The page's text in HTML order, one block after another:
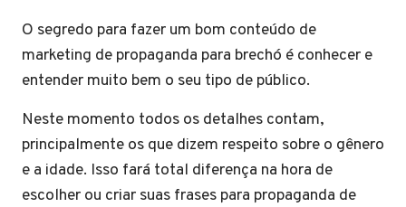
O segredo para fazer um bom conteúdo de
marketing de propaganda para brechó é conhecer e
entender muito bem o seu tipo de público.
Neste momento todos os detalhes contam,
principalmente os que dizem respeito sobre o gênero
e a idade. Isso fará total diferença na hora de
escolher ou criar suas frases para propaganda de